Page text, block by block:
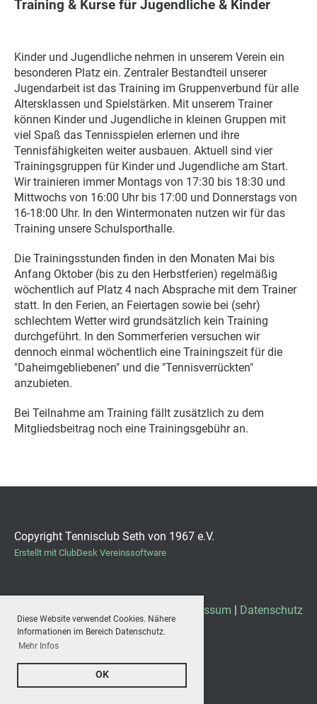
Diese Website verwendet Cookies. Nähere
Informationen im Bereich Datenschutz.
Mehr Infos
OK
Training & Kurse für Jugendliche & Kinder
Kinder und Jugendliche nehmen in unserem Verein ein
besonderen Platz ein. Zentraler Bestandteil unserer
Jugendarbeit ist das Training im Gruppenverbund für alle
Altersklassen und Spielstärken. Mit unserem Trainer
können Kinder und Jugendliche in kleinen Gruppen mit
viel Spaß das Tennisspielen erlernen und ihre
Tennisfähigkeiten weiter ausbauen. Aktuell sind vier
Trainingsgruppen für Kinder und Jugendliche am Start.
Wir trainieren immer Montags von 17:30 bis 18:30 und
Mittwochs von 16:00 Uhr bis 17:00 und Donnerstags von
16-18:00 Uhr. In den Wintermonaten nutzen wir für das
Training unsere Schulsporthalle.
Die Trainingsstunden finden in den Monaten Mai bis
Anfang Oktober (bis zu den Herbstferien) regelmäßig
wöchentlich auf Platz 4 nach Absprache mit dem Trainer
statt. In den Ferien, an Feiertagen sowie bei (sehr)
schlechtem Wetter wird grundsätzlich kein Training
durchgeführt. In den Sommerferien versuchen wir
dennoch einmal wöchentlich eine Trainingszeit für die
"Daheimgebliebenen" und die "Tennisverrückten"
anzubieten.
Bei Teilnahme am Training fällt zusätzlich zu dem
Mitgliedsbeitrag noch eine Trainingsgebühr an.
Copyright Tennisclub Seth von 1967 e.V.
Erstellt mit ClubDesk Vereinssoftware
Impressum | Datenschutz